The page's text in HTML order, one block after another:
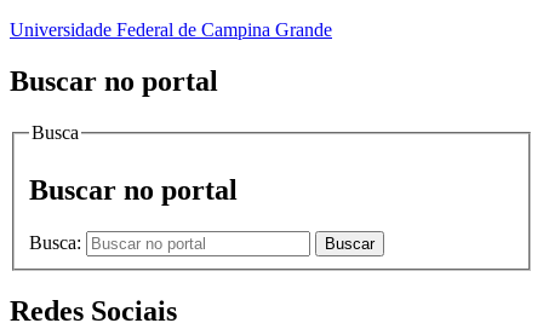
Universidade Federal de Campina Grande
Buscar no portal
Busca
Buscar no portal
Busca: Buscar
Redes Sociais